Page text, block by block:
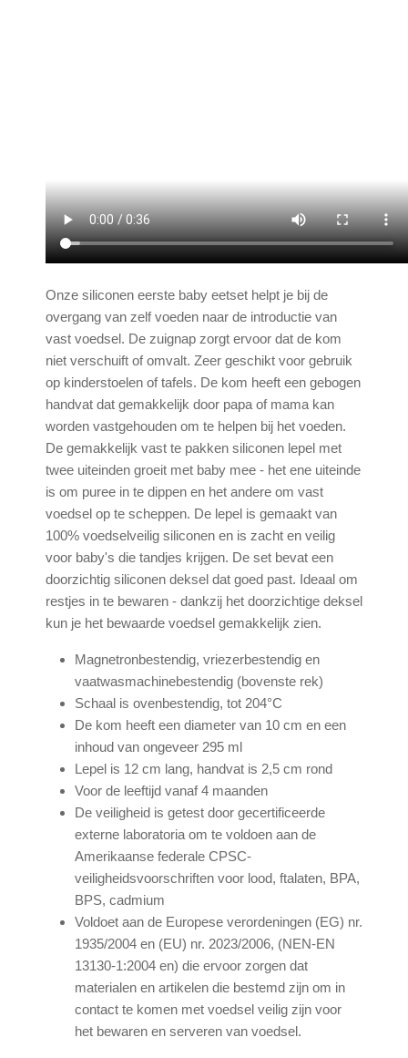
Onze siliconen eerste baby eetset helpt je bij de
overgang van zelf voeden naar de introductie van
vast voedsel. De zuignap zorgt ervoor dat de kom
niet verschuift of omvalt. Zeer geschikt voor gebruik
op kinderstoelen of tafels. De kom heeft een gebogen
handvat dat gemakkelijk door papa of mama kan
worden vastgehouden om te helpen bij het voeden.
De gemakkelijk vast te pakken siliconen lepel met
twee uiteinden groeit met baby mee - het ene uiteinde
is om puree in te dippen en het andere om vast
voedsel op te scheppen. De lepel is gemaakt van
100% voedselveilig siliconen en is zacht en veilig
voor baby's die tandjes krijgen. De set bevat een
doorzichtig siliconen deksel dat goed past. Ideaal om
restjes in te bewaren - dankzij het doorzichtige deksel
kun je het bewaarde voedsel gemakkelijk zien.
Magnetronbestendig, vriezerbestendig en
vaatwasmachinebestendig (bovenste rek)
Schaal is ovenbestendig, tot 204°C
De kom heeft een diameter van 10 cm en een
inhoud van ongeveer 295 ml
Lepel is 12 cm lang, handvat is 2,5 cm rond
Voor de leeftijd vanaf 4 maanden
De veiligheid is getest door gecertificeerde
externe laboratoria om te voldoen aan de
Amerikaanse federale CPSC-
veiligheidsvoorschriften voor lood, ftalaten, BPA,
BPS, cadmium
Voldoet aan de Europese verordeningen (EG) nr.
1935/2004 en (EU) nr. 2023/2006, (NEN-EN
13130-1:2004 en) die ervoor zorgen dat
materialen en artikelen die bestemd zijn om in
contact te komen met voedsel veilig zijn voor
het bewaren en serveren van voedsel.